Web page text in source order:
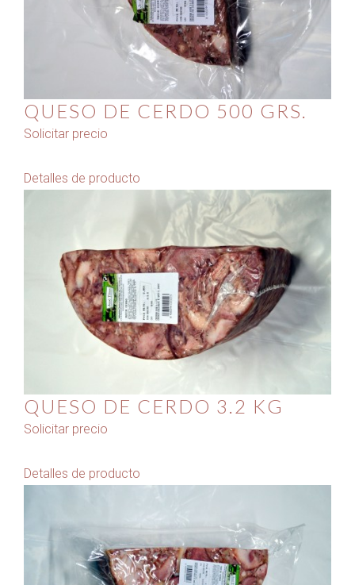
QUESO DE CERDO 500 GRS.
Solicitar precio
Detalles de producto
QUESO DE CERDO 3.2 KG
Solicitar precio
Detalles de producto